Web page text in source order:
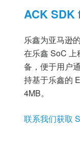
ACK SDK
乐鑫为亚马逊
在乐鑫 SoC 上
备，便于用户
持基于乐鑫的
4MB。
联系我们获取